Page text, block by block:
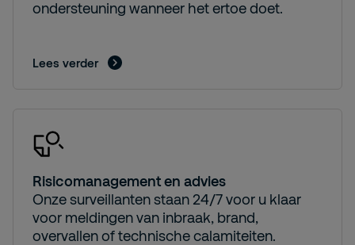
ondersteuning wanneer het ertoe doet.
Lees verder
Risicomanagement en advies
Onze surveillanten staan 24/7 voor u klaar
voor meldingen van inbraak, brand,
overvallen of technische calamiteiten.